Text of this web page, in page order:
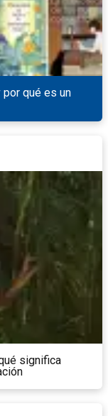
qué es un
significa